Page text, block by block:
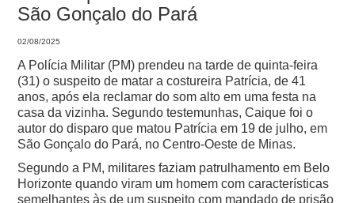
São Gonçalo do Pará
02/08/2025
A Polícia Militar (PM) prendeu na tarde de quinta-feira
(31) o suspeito de matar a costureira Patrícia, de 41
anos, após ela reclamar do som alto em uma festa na
casa da vizinha. Segundo testemunhas, Caique foi o
autor do disparo que matou Patrícia em 19 de julho, em
São Gonçalo do Pará, no Centro-Oeste de Minas.
Segundo a PM, militares faziam patrulhamento em Belo
Horizonte quando viram um homem com características
semelhantes às de um suspeito com mandado de prisão